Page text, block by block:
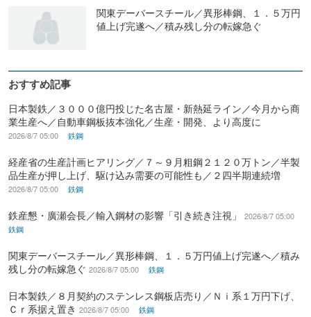
関東デーバースチール／異形棒鋼、１．５万円
値上げ完遂へ／積み残し分の転嫁急ぐ
おすすめ記事
日本製鉄／３０００億円投じた名古屋・新熱延ライン／今月から商
業生産へ／自動車鋼板抜本強化／生産・開発、より高度に
2026/8/7 05:00 鉄鋼
経産省の生産計画ヒアリング／７～９月粗鋼２１２０万トン／半製
品生産が押し上げ、駆け込み需要の可能性も／２四半期連続増
2026/8/7 05:00 鉄鋼
鉄産懇・廣瀬会長／輸入鋼材の影響「引き続き注視」
2026/8/7 05:00
鉄鋼
関東デーバースチール／異形棒鋼、１．５万円値上げ完遂へ／積み
残し分の転嫁急ぐ 2026/8/7 05:00 鉄鋼
日本製鉄／８月契約のステンレス鋼板店売り／Ｎｉ系１万円下げ、
Ｃｒ系据え置き 2026/8/7 05:00 鉄鋼